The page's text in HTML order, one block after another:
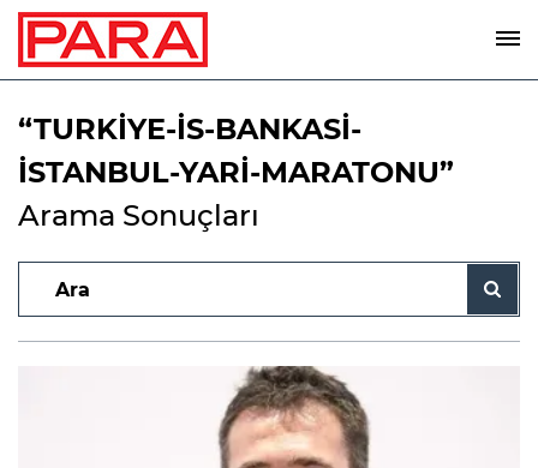
“TURKİYE-İS-BANKASİ-
İSTANBUL-YARİ-MARATONU”
Arama Sonuçları